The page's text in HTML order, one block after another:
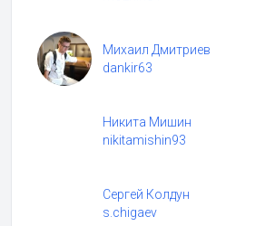
Михаил Дмитриев
dankir63
Никита Мишин
nikitamishin93
Сергей Колдун
s.chigaev